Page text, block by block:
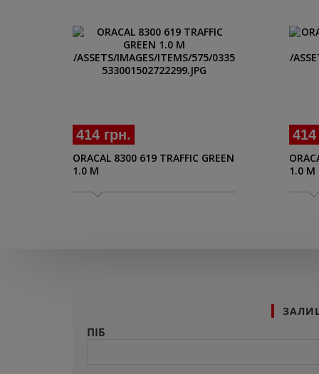
414 грн.
ORACAL 8300 619 TRAFFIC GREEN
1.0 M
1.0 M
ПІБ